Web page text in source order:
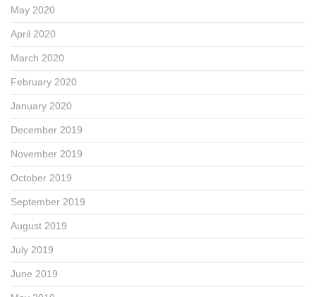
May 2020
April 2020
March 2020
February 2020
January 2020
December 2019
November 2019
October 2019
September 2019
August 2019
July 2019
June 2019